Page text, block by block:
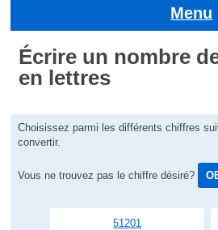
Menu
Écrire un nombre
en lettres
Choisissez parmi les différents chiffres
convertir.
Vous ne trouvez pas le chiffre désiré?
51201